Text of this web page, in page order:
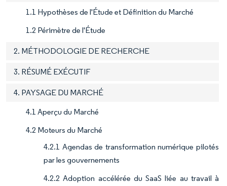
1.1 Hypothèses de l'Étude et Définition du Marché
1.2 Périmètre de l'Étude
2. MÉTHODOLOGIE DE RECHERCHE
3. RÉSUMÉ EXÉCUTIF
4. PAYSAGE DU MARCHÉ
4.1 Aperçu du Marché
4.2 Moteurs du Marché
4.2.1 Agendas de transformation numérique pilotés
par les gouvernements
4.2.2 Adoption accélérée du SaaS liée au travail à